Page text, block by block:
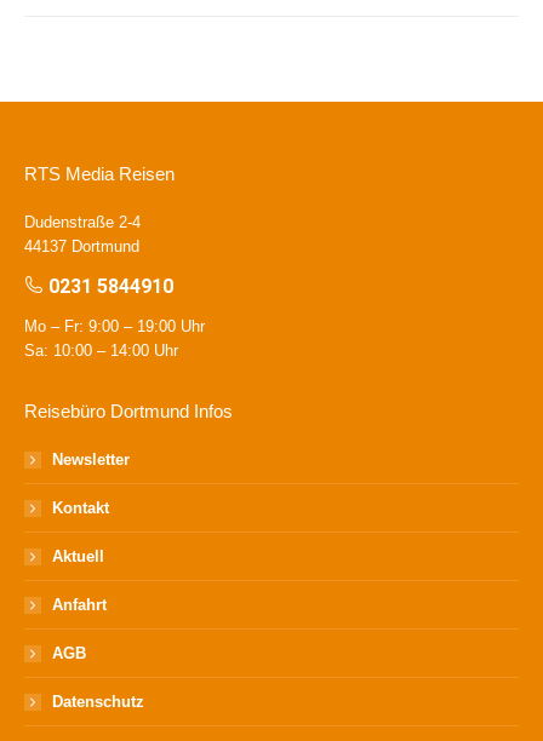
RTS Media Reisen
Dudenstraße 2-4
44137 Dortmund
0231 5844910
Mo – Fr: 9:00 – 19:00 Uhr
Sa: 10:00 – 14:00 Uhr
Reisebüro Dortmund Infos
Newsletter
Kontakt
Aktuell
Anfahrt
AGB
Datenschutz